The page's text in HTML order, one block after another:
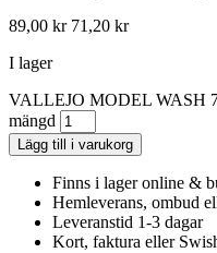
89,00 kr 71,20 kr
I lager
VALLEJO MODEL WASH
mängd
Lägg till i varukorg
Finns i lager online &
Hemleverans, ombud
Leveranstid 1-3 dagar
Kort, faktura eller